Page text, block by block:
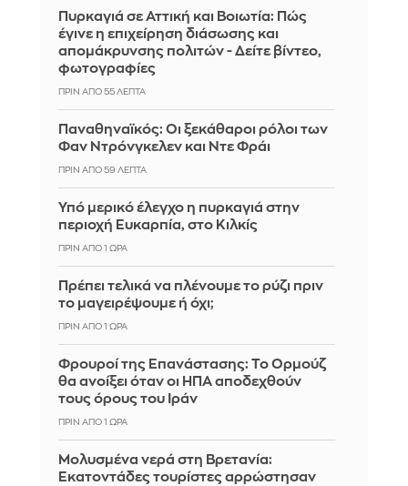
Πυρκαγιά σε Αττική και Βοιωτία: Πώς
έγινε η επιχείρηση διάσωσης και
απομάκρυνσης πολιτών - Δείτε βίντεο,
φωτογραφίες
ΠΡΙΝ ΑΠΌ 55 ΛΕΠΤΆ
Παναθηναϊκός: Οι ξεκάθαροι ρόλοι των
Φαν Ντρόνγκελεν και Ντε Φράι
ΠΡΙΝ ΑΠΌ 59 ΛΕΠΤΆ
Υπό μερικό έλεγχο η πυρκαγιά στην
περιοχή Ευκαρπία, στο Κιλκίς
ΠΡΙΝ ΑΠΌ 1 ΏΡΑ
Πρέπει τελικά να πλένουμε το ρύζι πριν
το μαγειρέψουμε ή όχι;
ΠΡΙΝ ΑΠΌ 1 ΏΡΑ
Φρουροί της Επανάστασης: Το Ορμούζ
θα ανοίξει όταν οι ΗΠΑ αποδεχθούν
τους όρους του Ιράν
ΠΡΙΝ ΑΠΌ 1 ΏΡΑ
Μολυσμένα νερά στη Βρετανία:
Εκατοντάδες τουρίστες αρρώστησαν